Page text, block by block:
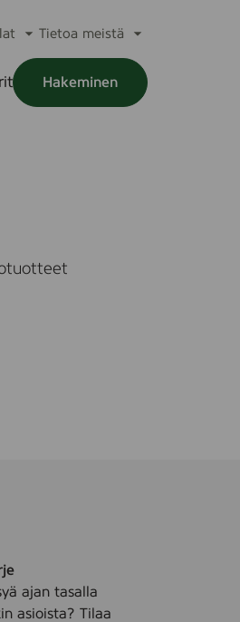
alavalikko
Tietoa meistä
alavalikko
Hakeminen
ajan tasalla
asioista? Tilaa